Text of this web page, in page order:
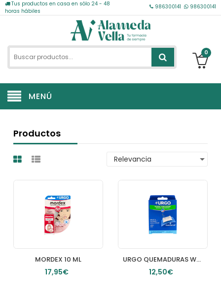
Tus productos en casa en sólo 24 - 48
horas hábiles
986300141 986300141
0
MENÚ
Productos
MORDEX 10 ML
17,95€
URGO QUEMADURAS WATERPROOF APOSITOS 10 X 7 CM 4 U
12,50€